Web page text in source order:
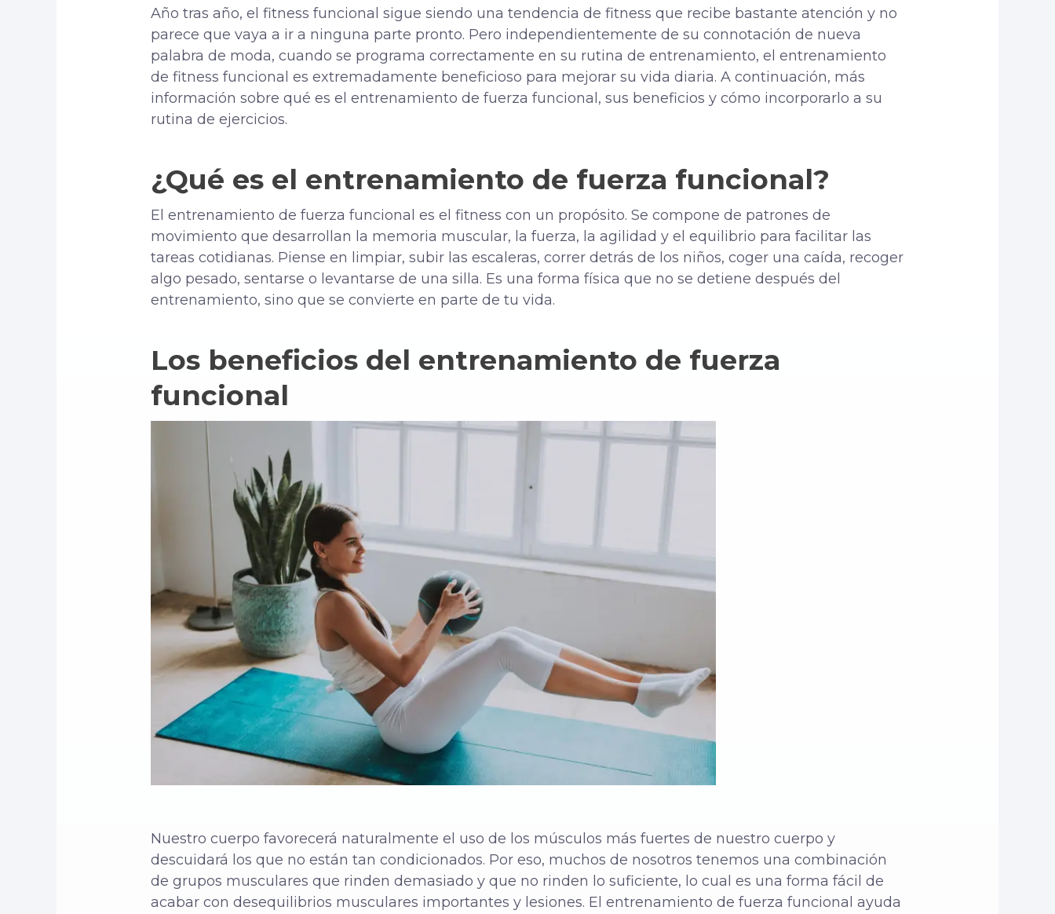
Año tras año, el fitness funcional sigue siendo una tendencia de fitness que recibe bastante atención y no
parece que vaya a ir a ninguna parte pronto. Pero independientemente de su connotación de nueva
palabra de moda, cuando se programa correctamente en su rutina de entrenamiento, el entrenamiento
de fitness funcional es extremadamente beneficioso para mejorar su vida diaria. A continuación, más
información sobre qué es el entrenamiento de fuerza funcional, sus beneficios y cómo incorporarlo a su
rutina de ejercicios.
¿Qué es el entrenamiento de fuerza funcional?
El entrenamiento de fuerza funcional es el fitness con un propósito. Se compone de patrones de
movimiento que desarrollan la memoria muscular, la fuerza, la agilidad y el equilibrio para facilitar las
tareas cotidianas. Piense en limpiar, subir las escaleras, correr detrás de los niños, coger una caída, recoger
algo pesado, sentarse o levantarse de una silla. Es una forma física que no se detiene después del
entrenamiento, sino que se convierte en parte de tu vida.
Los beneficios del entrenamiento de fuerza
funcional
Nuestro cuerpo favorecerá naturalmente el uso de los músculos más fuertes de nuestro cuerpo y
descuidará los que no están tan condicionados. Por eso, muchos de nosotros tenemos una combinación
de grupos musculares que rinden demasiado y que no rinden lo suficiente, lo cual es una forma fácil de
acabar con desequilibrios musculares importantes y lesiones. El entrenamiento de fuerza funcional ayuda